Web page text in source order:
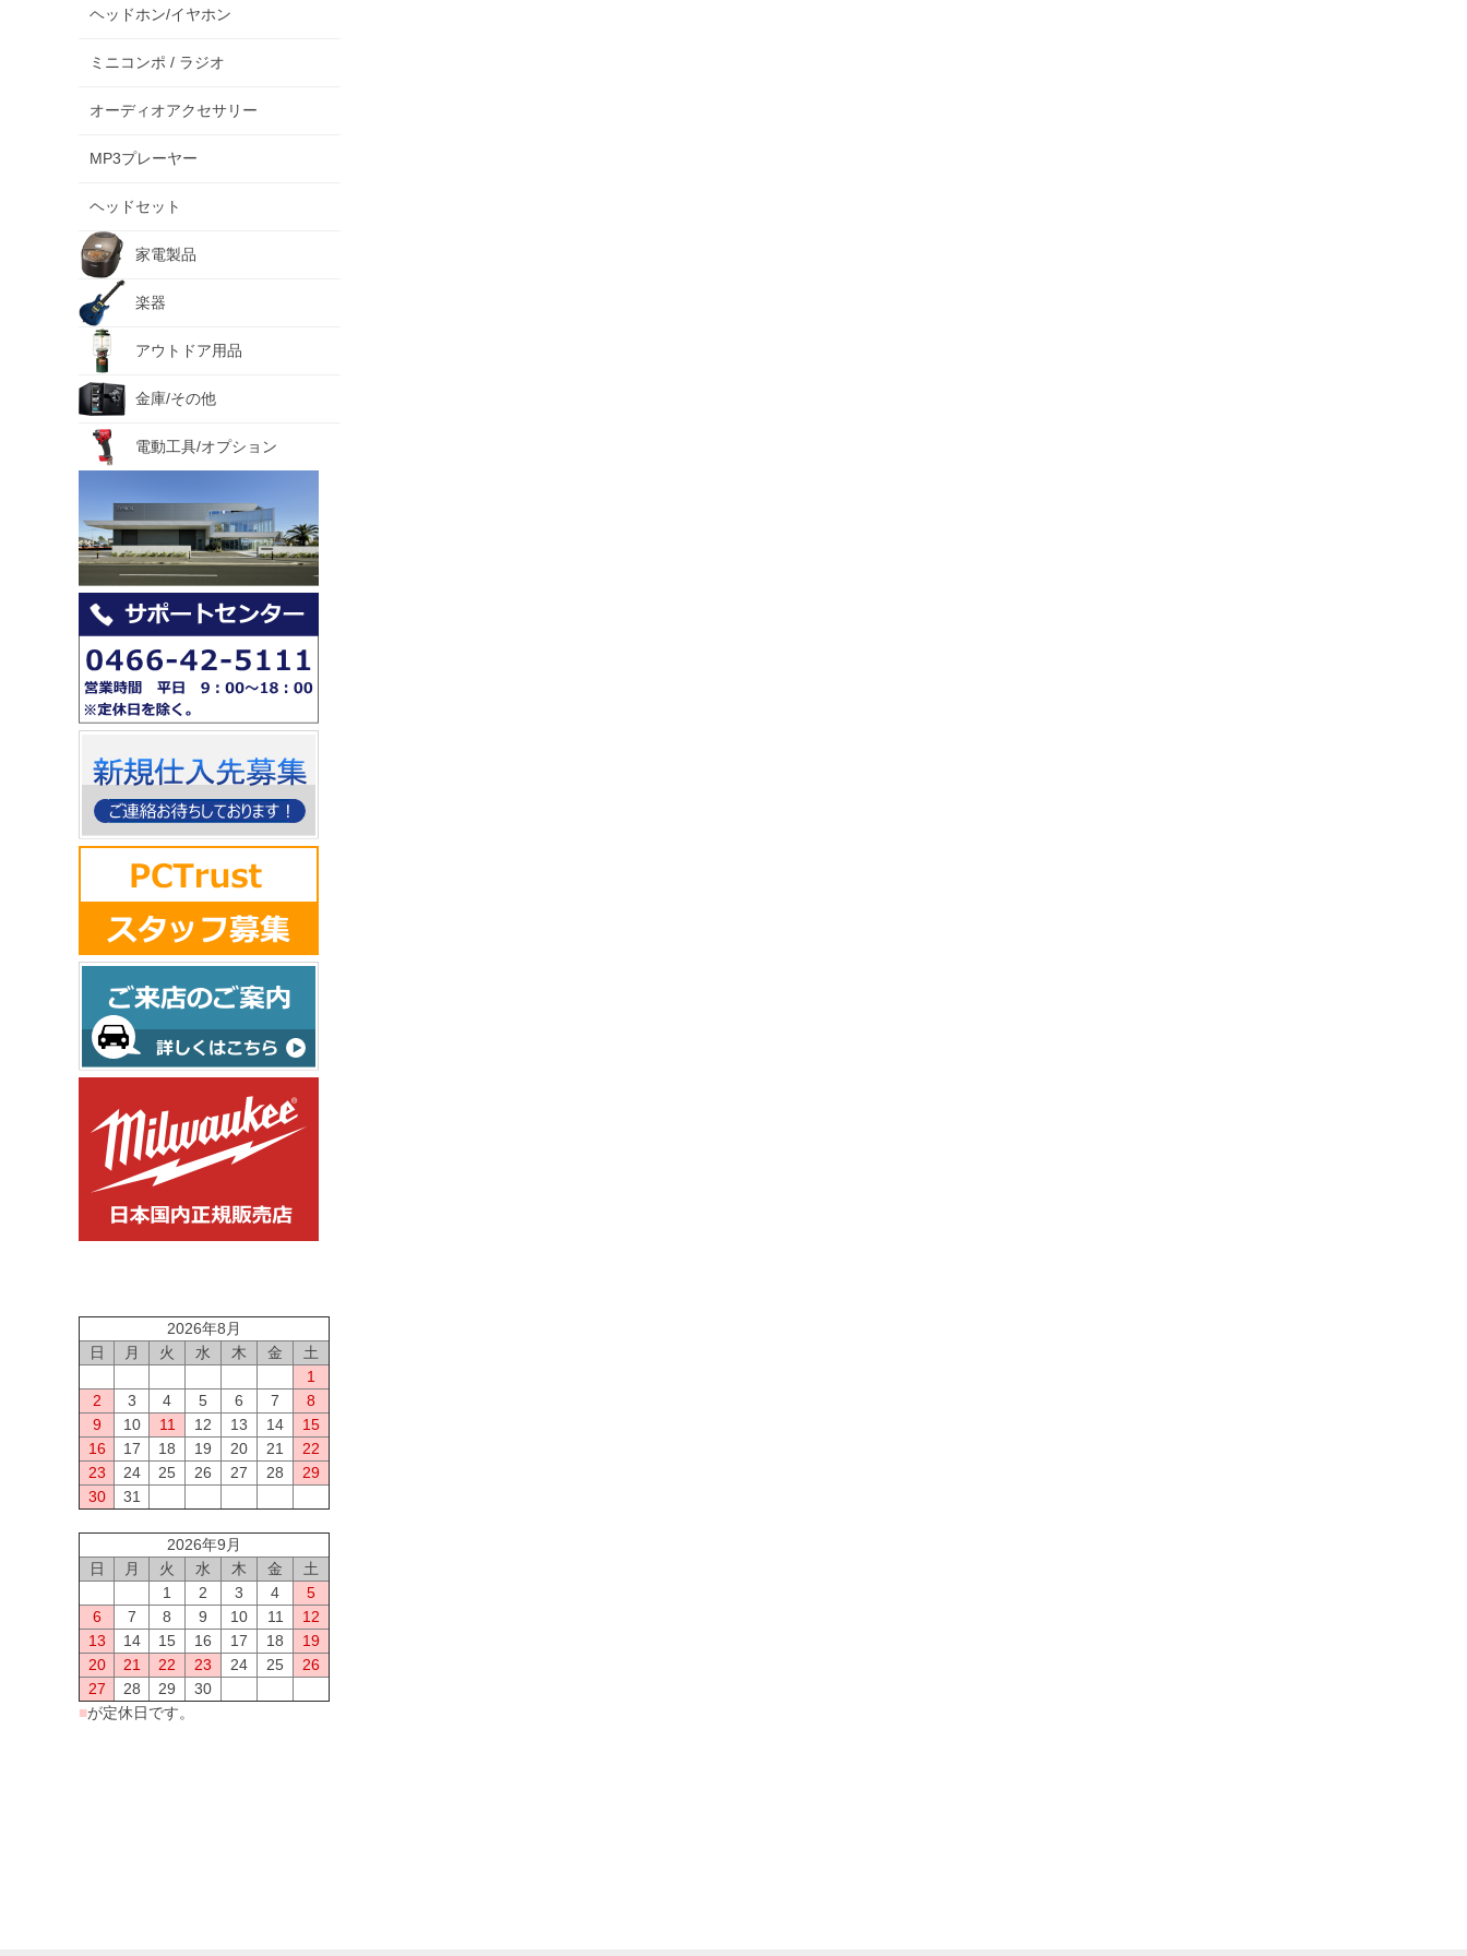
ヘッドホン/イヤホン
ミニコンポ / ラジオ
オーディオアクセサリー
MP3プレーヤー
ヘッドセット
家電製品
楽器
アウトドア用品
金庫/その他
電動工具/オプション
2026年8月
日
月 火 水 木 金
土
1
2
3 4 5 6 7
8
9
10 11 12 13 14
15
16
17 18 19 20 21
22
23
24 25 26 27 28
29
30
31
2026年9月
日
月 火 水 木 金
土
1
2 3 4
5
6
7 8 9 10 11
12
13
14 15 16 17 18
19
20
21 22 23 24 25
26
27
28 29
30
■が定休日です。